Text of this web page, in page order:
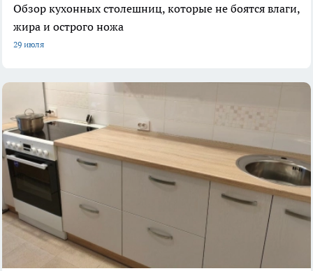
Обзор кухонных столешниц, которые не боятся влаги,
жира и острого ножа
29 июля